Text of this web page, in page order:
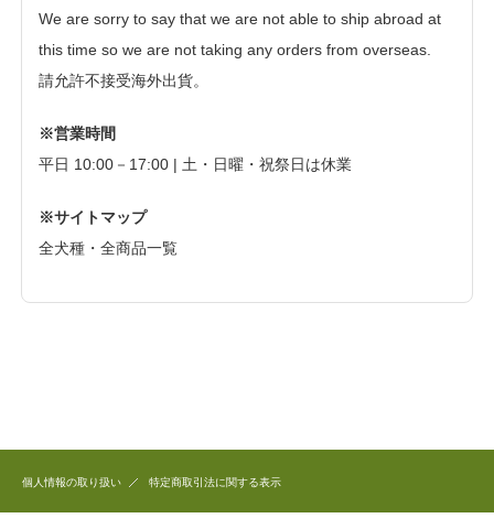
We are sorry to say that we are not able to ship abroad at
this time so we are not taking any orders from overseas.
請允許不接受海外出貨。
※営業時間
平日 10:00－17:00 | 土・日曜・祝祭日は休業
※サイトマップ
全犬種・全商品一覧
個人情報の取り扱い 特定商取引法に関する表示